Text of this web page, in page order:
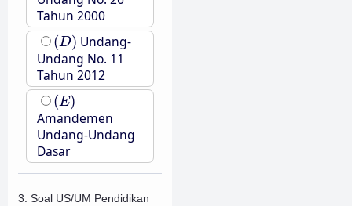
Tahun 2000
(D)
(D) Undang-
Undang No. 11
Tahun 2012
(E)
(E)
Amandemen
Undang-Undang
Dasar
3. Soal US/UM Pendidikan